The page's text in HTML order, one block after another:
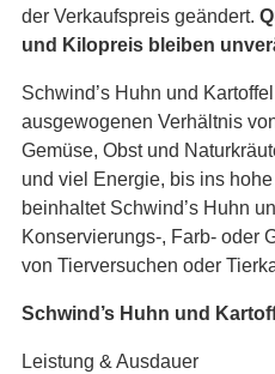
der Verkaufspreis geändert.
und Kilopreis bleiben
Schwind’s Huhn und
ausgewogenen Verhältnis
Gemüse, Obst und
und viel Energie, bis ins
beinhaltet Schwind’s Huhn
Konservierungs-, Farb- oder
von Tierversuchen oder
Schwind’s Huhn und
Leistung & Ausdauer